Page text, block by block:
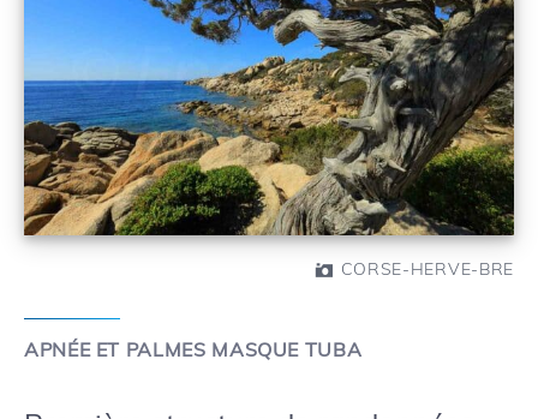
CORSE-HERVE-BRE
APNÉE ET PALMES MASQUE TUBA